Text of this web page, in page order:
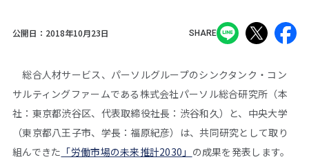
公開日： 2018年10月23日 SHARE
総合人材サービス、パーソルグループのシンクタンク・コン
サルティングファームである株式会社パーソル総合研究所（本
社：東京都渋谷区、代表取締役社長：渋谷和久）と、中央大学
（東京都八王子市、学長：福原紀彦）は、共同研究として取り
組んできた 「労働市場の未来推計2030」 の成果を発表します。